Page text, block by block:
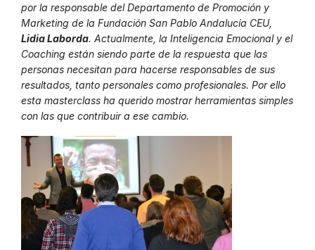
por la responsable del Departamento de Promoción y
Marketing de la Fundación San Pablo Andalucía CEU,
Lidia Laborda. Actualmente, la Inteligencia Emocional y el
Coaching están siendo parte de la respuesta que las
personas necesitan para hacerse responsables de sus
resultados, tanto personales como profesionales. Por ello
esta masterclass ha querido mostrar herramientas simples
con las que contribuir a ese cambio.